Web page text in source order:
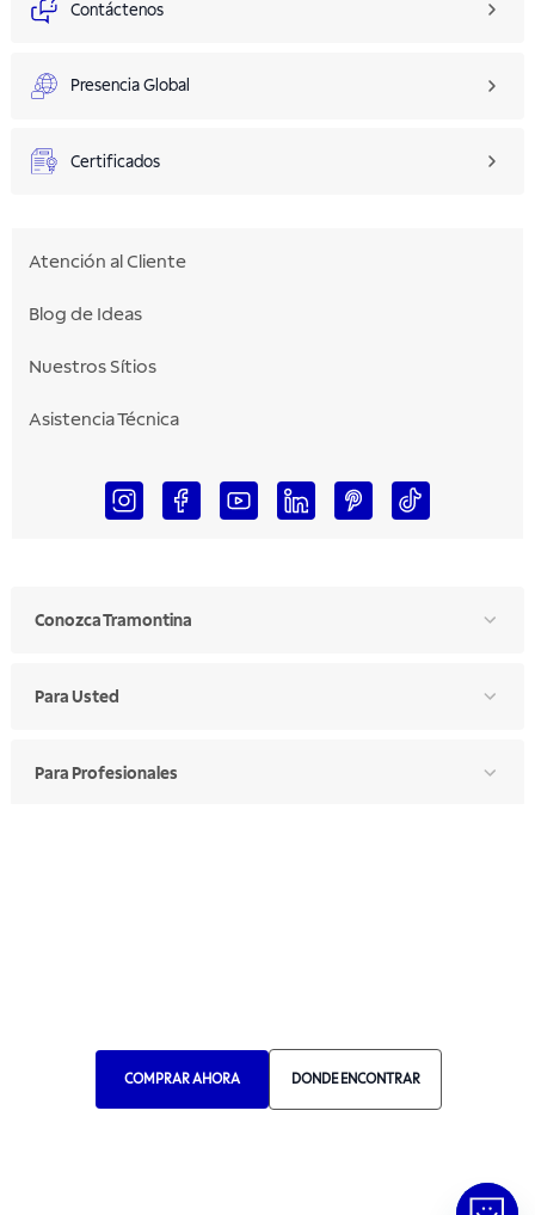
COMPRAR AHORA DONDE ENCONTRAR
Contáctenos
Presencia Global
Certificados
Atención al Cliente
Blog de Ideas
Nuestros Sítios
Asistencia Técnica
Conozca Tramontina
Para Usted
Para Profesionales
RA 1000